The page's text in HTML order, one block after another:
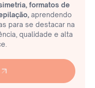
formatos de
aprendendo
para se destacar na
qualidade e alta